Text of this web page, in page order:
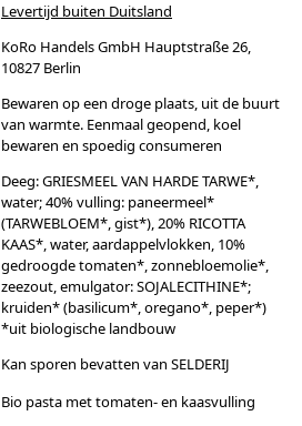
Levertijd buiten Duitsland
KoRo Handels GmbH Hauptstraße 26,
10827 Berlin
Bewaren op een droge plaats, uit de buurt
van warmte. Eenmaal geopend, koel
bewaren en spoedig consumeren
Deeg: GRIESMEEL VAN HARDE TARWE*,
water; 40% vulling: paneermeel*
(TARWEBLOEM*, gist*), 20% RICOTTA
KAAS*, water, aardappelvlokken, 10%
gedroogde tomaten*, zonnebloemolie*,
zeezout, emulgator: SOJALECITHINE*;
kruiden* (basilicum*, oregano*, peper*)
*uit biologische landbouw
Kan sporen bevatten van SELDERIJ
Bio pasta met tomaten- en kaasvulling